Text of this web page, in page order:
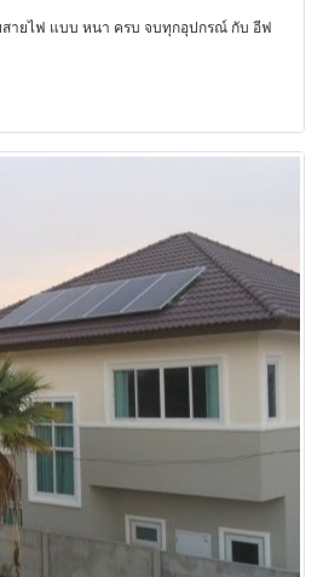
สายไฟ แบบ หนา ครบ จบทุกอุปกรณ์ กับ อีฟ